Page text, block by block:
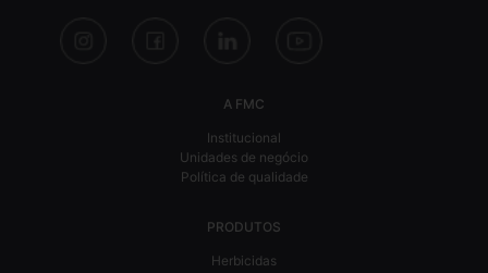
A FMC
Institucional
Unidades de negócio
Política de qualidade
PRODUTOS
Herbicidas